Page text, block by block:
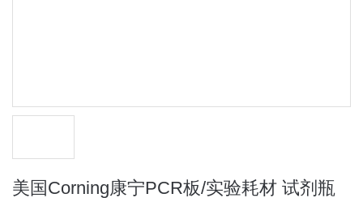
美国Corning康宁PCR板/实验耗材 试剂瓶